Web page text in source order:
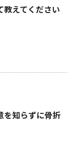
えてください
知らずに骨折